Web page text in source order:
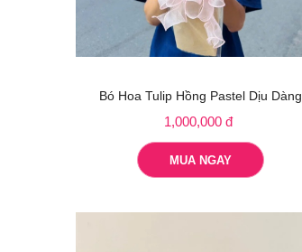
Bó Hoa Tulip Hồng Pastel Dịu Dàng
1,000,000 đ
MUA NGAY